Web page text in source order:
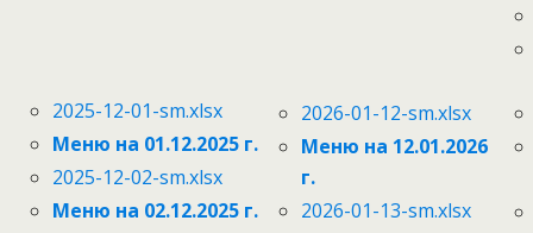
2025-12-01-sm.xlsx
Меню на 01.12.2025 г.
2025-12-02-sm.xlsx
Меню на 02.12.2025 г.
2026-01-12-sm.xlsx
Меню на 12.01.2026
г.
2026-01-13-sm.xlsx